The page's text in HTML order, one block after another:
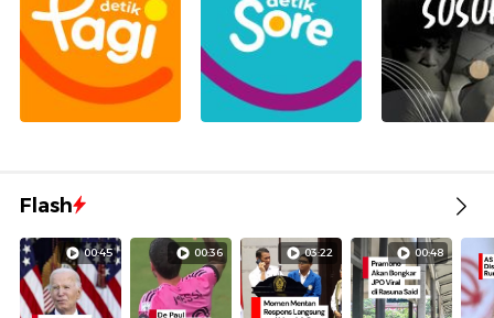
Flash
00:45 00:36 03:22 00:48